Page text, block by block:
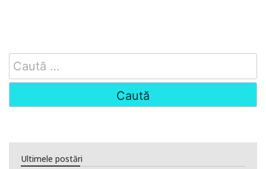
Search
for:
Ultimele postări